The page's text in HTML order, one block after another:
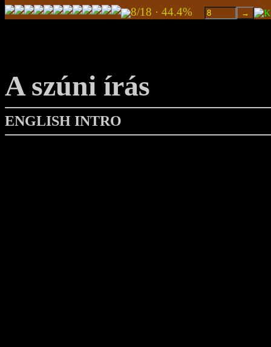
8/18 · 44.4%
A szúni írás
ENGLISH INTRO